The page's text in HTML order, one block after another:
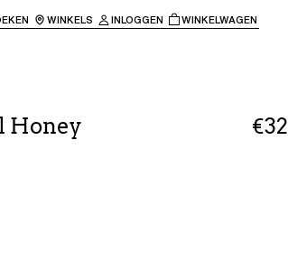
WINKELS INLOGGEN WINKELWAGEN
Honey €32